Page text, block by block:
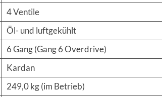
4 Ventile
Öl- und luftgekühlt
6 Gang (Gang 6 Overdrive)
Kardan
249,0 kg (im Betrieb)